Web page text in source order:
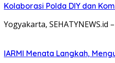
Kolaborasi Polda DIY dan
Yogyakarta,
IARMI Menata Langkah,